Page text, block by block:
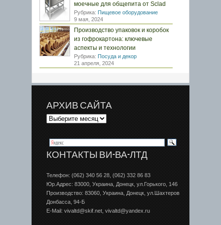
моечные для общепита от Sclad
Рубрика: Пищевое оборудование
9 мая, 2024
Производство упаковок и коробок
из гофрокартона: ключевые
аспекты и технологии
Рубрика: Посуда и декор
21 апреля, 2024
АРХИВ САЙТА
КОНТАКТЫ ВИ-ВА-ЛТД
Телефон: (062) 340 56 28, (062) 332 86 83
Юр.Адрес: 83000, Украина, Донецк, ул.Горького, 146
Производство: 83060, Украина, Донецк, ул.Шахтеров
Донбаcса, 94-Б
E-Mail: vivaltd@skif.net, vivaltd@yandex.ru